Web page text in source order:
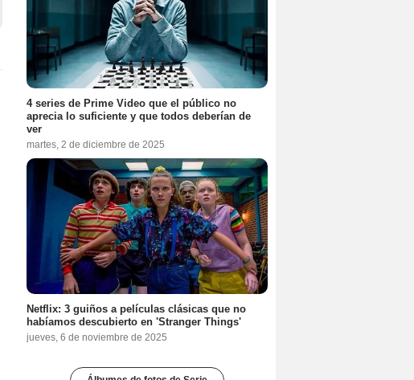
4 series de Prime Video que el público no
aprecia lo suficiente y que todos deberían de
ver
martes, 2 de diciembre de 2025
Netflix: 3 guiños a películas clásicas que no
habíamos descubierto en 'Stranger Things'
jueves, 6 de noviembre de 2025